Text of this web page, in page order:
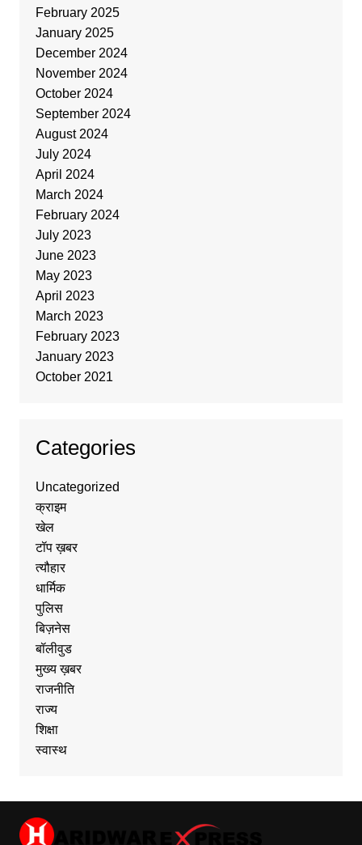
February 2025
January 2025
December 2024
November 2024
October 2024
September 2024
August 2024
July 2024
April 2024
March 2024
February 2024
July 2023
June 2023
May 2023
April 2023
March 2023
February 2023
January 2023
October 2021
Categories
Uncategorized
क्राइम
खेल
टॉप ख़बर
त्यौहार
धार्मिक
पुलिस
बिज़नेस
बॉलीवुड
मुख्य ख़बर
राजनीति
राज्य
शिक्षा
स्वास्थ